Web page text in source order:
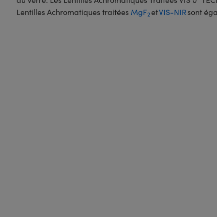
Lentilles Achromatiques traitées MgF2etVIS-NIRsont